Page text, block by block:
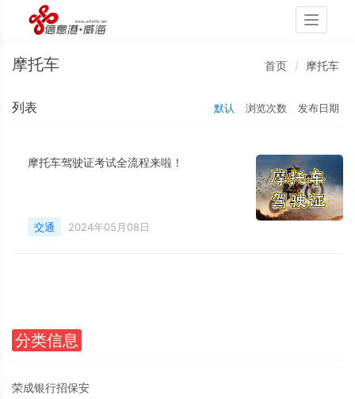
Toggle
摩托车 首页 摩托车
列表 默认 浏览次数 发布日期
摩托车驾驶证考试全流程来啦！
交通 2024年05月08日
分类信息
荣成银行招保安